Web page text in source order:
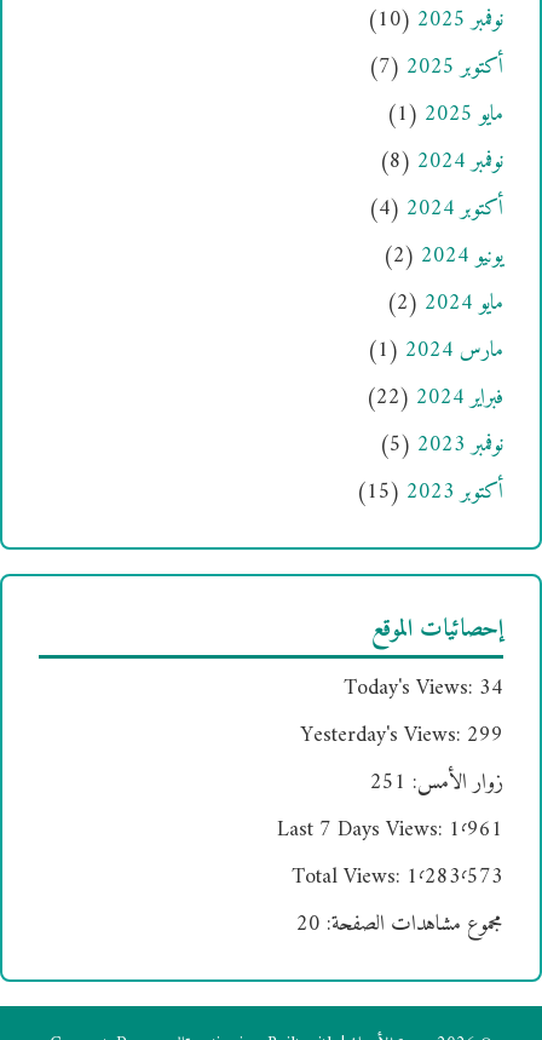
نوفمبر 2025
(10)
أكتوبر 2025
(7)
مايو 2025
(1)
نوفمبر 2024
(8)
أكتوبر 2024
(4)
يونيو 2024
(2)
مايو 2024
(2)
مارس 2024
(1)
فبراير 2024
(22)
نوفمبر 2023
(5)
أكتوبر 2023
(15)
إحصائيات الموقع
Today's Views: 34
Yesterday's Views: 299
زوار الأمس: 251
Last 7 Days Views: 1٬961
Total Views: 1٬283٬573
مجموع مشاهدات الصفحة: 20